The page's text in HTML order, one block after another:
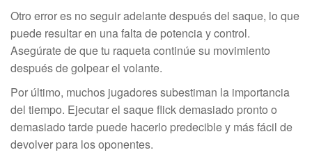
Otro error es no seguir adelante después del saque, lo que
puede resultar en una falta de potencia y control.
Asegúrate de que tu raqueta continúe su movimiento
después de golpear el volante.
Por último, muchos jugadores subestiman la importancia
del tiempo. Ejecutar el saque flick demasiado pronto o
demasiado tarde puede hacerlo predecible y más fácil de
devolver para los oponentes.